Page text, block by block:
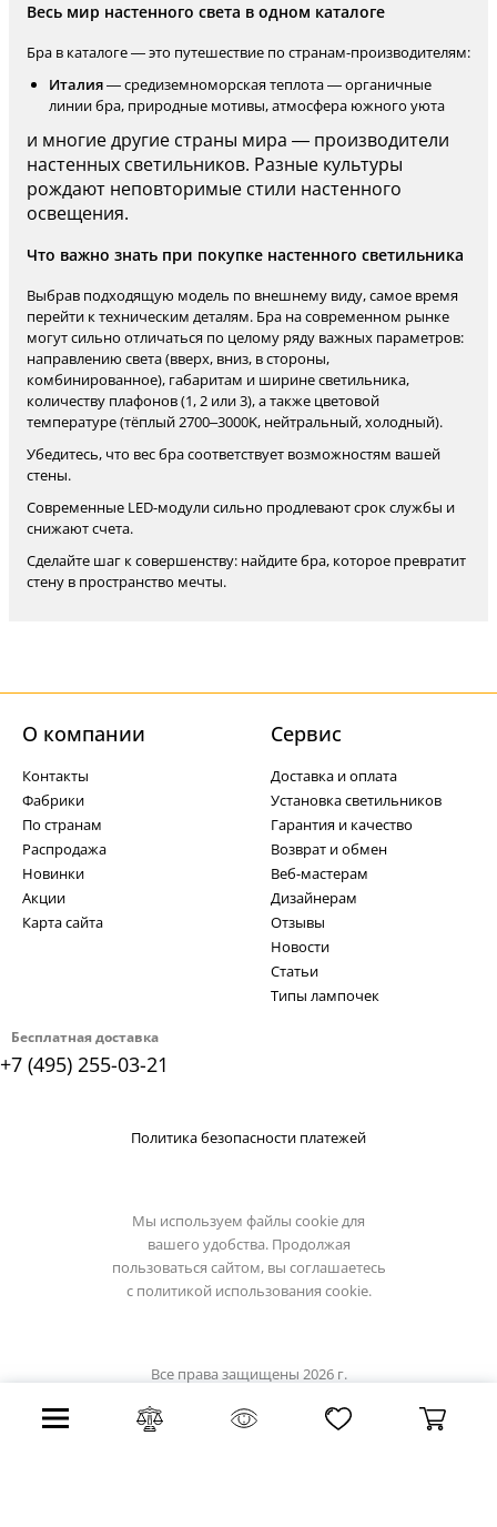
Весь мир настенного света в одном каталоге
Бра в каталоге — это путешествие по странам-производителям:
Италия— средиземноморская теплота — органичные
линии бра, природные мотивы, атмосфера южного уюта
и многие другие страны мира — производители
настенных светильников. Разные культуры
рождают неповторимые стили настенного
освещения.
Что важно знать при покупке настенного светильника
Выбрав подходящую модель по внешнему виду, самое время
перейти к техническим деталям. Бра на современном рынке
могут сильно отличаться по целому ряду важных параметров:
направлению света (вверх, вниз, в стороны,
комбинированное), габаритам и ширине светильника,
количеству плафонов (1, 2 или 3), а также цветовой
температуре (тёплый 2700–3000K, нейтральный, холодный).
Убедитесь, что вес бра соответствует возможностям вашей
стены.
Современные LED-модули сильно продлевают срок службы и
снижают счета.
Сделайте шаг к совершенству: найдите бра, которое превратит
стену в пространство мечты.
Бесплатная доставка
+7 (495) 255-03-21
О компании
Контакты
Фабрики
По странам
Распродажа
Новинки
Акции
Карта сайта
Cервис
Доставка и оплата
Установка светильников
Гарантия и качество
Возврат и обмен
Веб-мастерам
Дизайнерам
Отзывы
Новости
Статьи
Типы лампочек
Политика безопасности платежей
Мы используем файлы cookie для
вашего удобства. Продолжая
пользоваться сайтом, вы соглашаетесь
с политикой использования cookie.
Все права защищены 2026 г.